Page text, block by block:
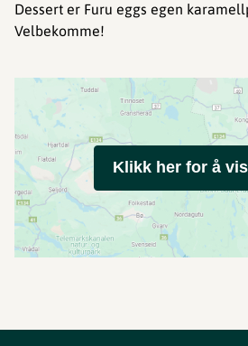
Dessert er Furu eggs egen
Velbekomme!
Klikk her for å